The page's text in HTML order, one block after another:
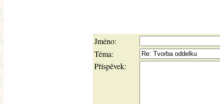
Jméno:
Téma:
Příspěvek: